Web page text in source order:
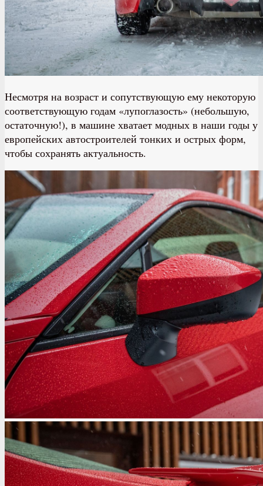
Несмотря на возраст и сопутствующую ему некоторую
соответствующую годам «лупоглазость» (небольшую,
остаточную!), в машине хватает модных в наши годы у
европейских автостроителей тонких и острых форм,
чтобы сохранять актуальность.